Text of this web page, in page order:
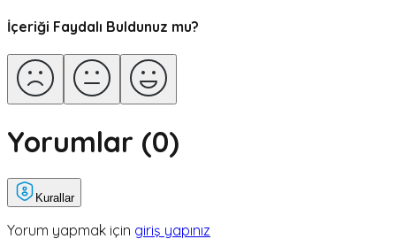
İçeriği Faydalı Buldunuz mu?
Yorumlar (0)
Kurallar
Yorum yapmak için giriş yapınız